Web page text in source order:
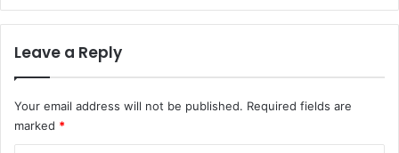
Leave a Reply
Your email address will not be published. Required fields are
marked *